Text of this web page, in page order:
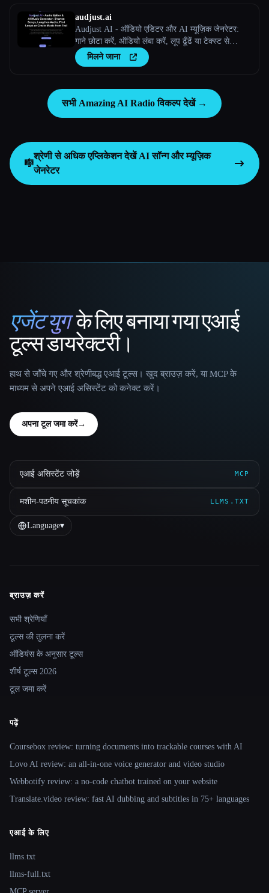
audjust.ai
Audjust AI - ऑडियो एडिटर और AI म्यूज़िक जेनरेटर:
गाने छोटा करें, ऑडियो लंबा करें, लूप ढूँढें या टेक्स्ट से
म्यूज़िक बनाएँ
मिलने जाना
सभी Amazing AI Radio विकल्प देखें →
🎼
श्रेणी से अधिक एप्लिकेशन देखेंAI सॉन्ग और म्यूज़िक
जेनरेटर
That AI Collection
एजेंट युगके लिए बनाया गया एआई
टूल्स डायरेक्टरी।
हाथ से जाँचे गए और श्रेणीबद्ध एआई टूल्स। खुद ब्राउज़ करें, या MCP के
माध्यम से अपने एआई असिस्टेंट को कनेक्ट करें।
अपना टूल जमा करें→
एआई असिस्टेंट जोड़ें MCP
मशीन-पठनीय सूचकांक LLMS.TXT
Language▾
Site navigation
ब्राउज़ करें
सभी श्रेणियाँ
टूल्स की तुलना करें
ऑडियंस के अनुसार टूल्स
शीर्ष टूल्स 2026
टूल जमा करें
पढ़ें
Coursebox review: turning documents into trackable courses with AI
Lovo AI review: an all-in-one voice generator and video studio
Webbotify review: a no-code chatbot trained on your website
Translate.video review: fast AI dubbing and subtitles in 75+ languages
एआई के लिए
llms.txt
llms-full.txt